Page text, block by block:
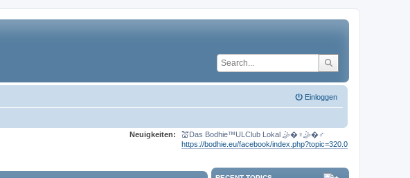
Einloggen
Neuigkeiten:
💒Das Bodhie™ULClub Lokal 🤹�♀️🤹�♂️
https://bodhie.eu/facebook/index.php?topic=320.0